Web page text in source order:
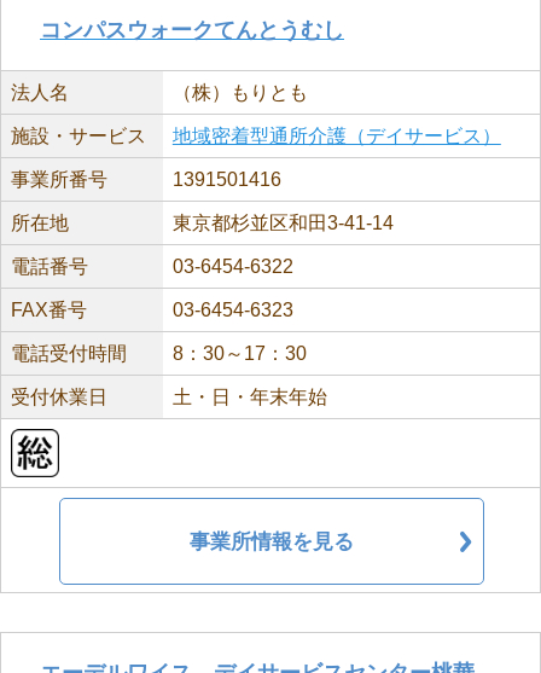
コンパスウォークてんとうむし
法人名 （株）もりとも
施設・サービス 地域密着型通所介護（デイサービス）
事業所番号 1391501416
所在地 東京都杉並区和田3-41-14
電話番号 03-6454-6322
FAX番号 03-6454-6323
電話受付時間 8：30～17：30
受付休業日 土・日・年末年始
事業所情報を見る